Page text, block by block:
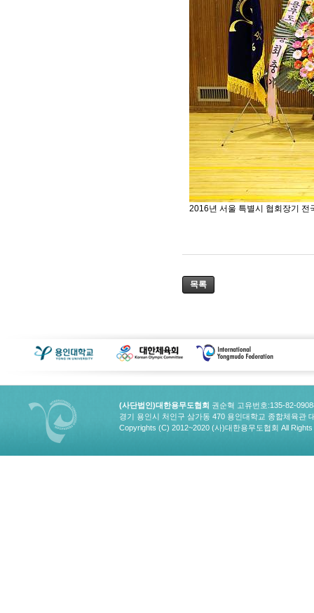
2016년 서울 특별시 협회장기 전
목록
(사단법인)대한용무도협회 권순혁 고유번호:135-82-
경기 용인시 처인구 삼가동 470 용인대학교 종합체육관
Copyrights (C) 2012~2020 (사)대한용무도협회 All